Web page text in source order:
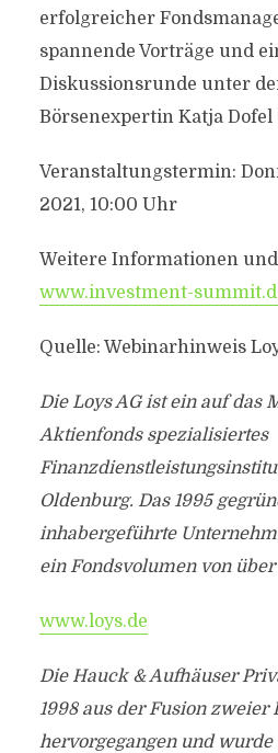
erfolgreicher
spannende Vorträge und
Diskussionsrunde unter
Börsenexpertin Katja Dofel
Veranstaltungstermin:
2021, 10:00 Uhr
Weitere Informationen
www.investment-
Quelle: Webinarhinweis
Die Loys AG ist ein auf das
Aktienfonds spezialisiertes
Oldenburg. Das 1995
inhabergeführte
ein Fondsvolumen von
www.loys.de
Die Hauck & Aufhäuser
1998 aus der Fusion zweier
hervorgegangen und wurde